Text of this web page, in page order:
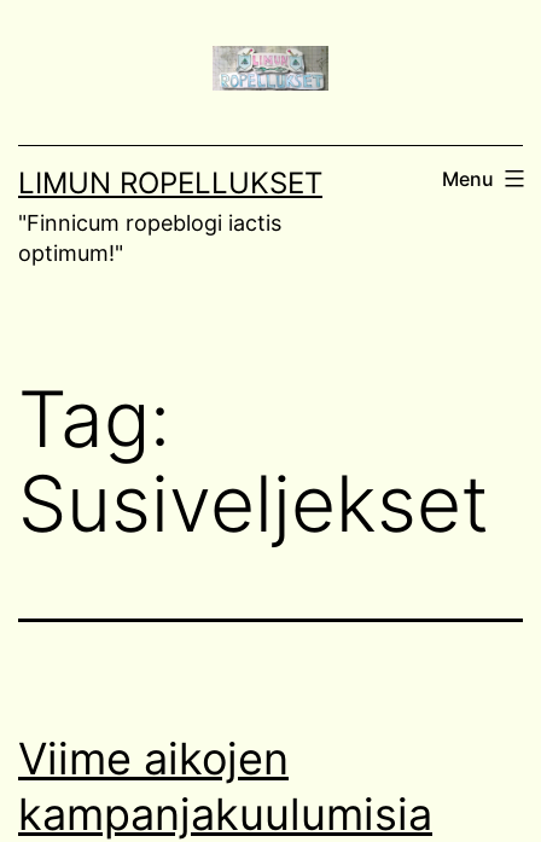
LIMUN ROPELLUKSET
"Finnicum ropeblogi iactis
optimum!"
Menu
Tag:
Susiveljekset
Viime aikojen
kampanjakuulumisia